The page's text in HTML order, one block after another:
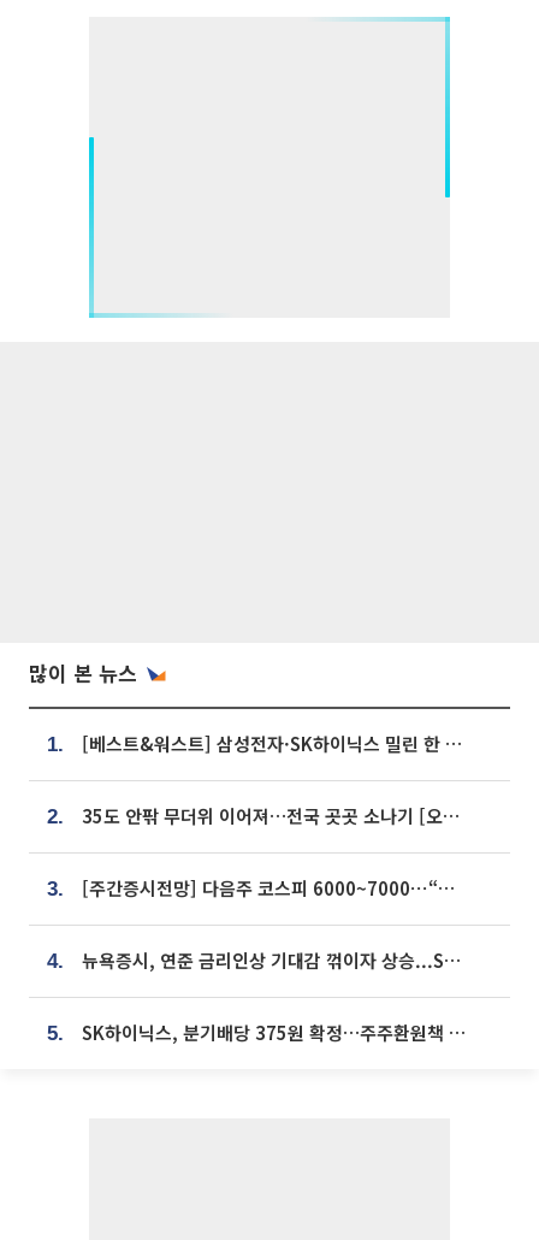
많이 본 뉴스
1. [베스트&워스트] 삼성전자·SK하이닉스 밀린 한 주…상상인증권은 85% 급등
2. 35도 안팎 무더위 이어져…전국 곳곳 소나기 [오늘 날씨]
3. [주간증시전망] 다음주 코스피 6000~7000⋯“外人 수급은 정책이 변수”
4. 뉴욕증시, 연준 금리인상 기대감 꺾이자 상승...S&P500 사상 최고치 [종합]
5. SK하이닉스, 분기배당 375원 확정…주주환원책 9월로 앞당겨 발표